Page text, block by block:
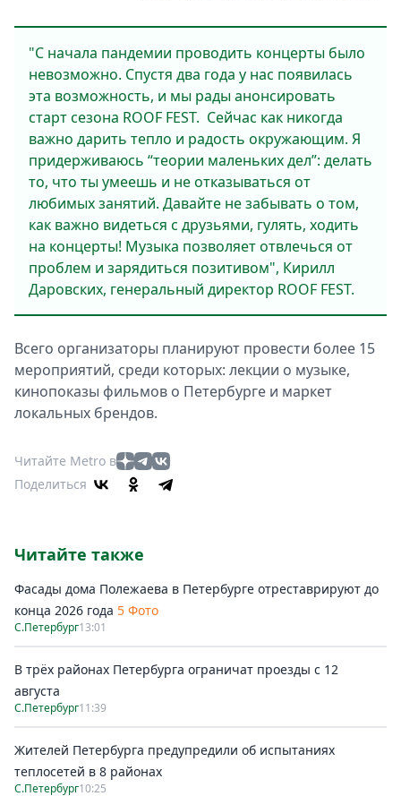
"С начала пандемии проводить концерты было
невозможно. Спустя два года у нас появилась
эта возможность, и мы рады анонсировать
старт сезона ROOF FEST. Сейчас как никогда
важно дарить тепло и радость окружающим. Я
придерживаюсь “теории маленьких дел”: делать
то, что ты умеешь и не отказываться от
любимых занятий. Давайте не забывать о том,
как важно видеться с друзьями, гулять, ходить
на концерты! Музыка позволяет отвлечься от
проблем и зарядиться позитивом", Кирилл
Даровских, генеральный директор ROOF FEST.
Всего организаторы планируют провести более 15
мероприятий, среди которых: лекции о музыке,
кинопоказы фильмов о Петербурге и маркет
локальных брендов.
Читайте Metro в
Поделиться
Читайте также
Фасады дома Полежаева в Петербурге отреставрируют до
конца 2026 года 5 Фото
С.Петербург13:01
В трёх районах Петербурга ограничат проезды с 12
августа
С.Петербург11:39
Жителей Петербурга предупредили об испытаниях
теплосетей в 8 районах
С.Петербург10:25